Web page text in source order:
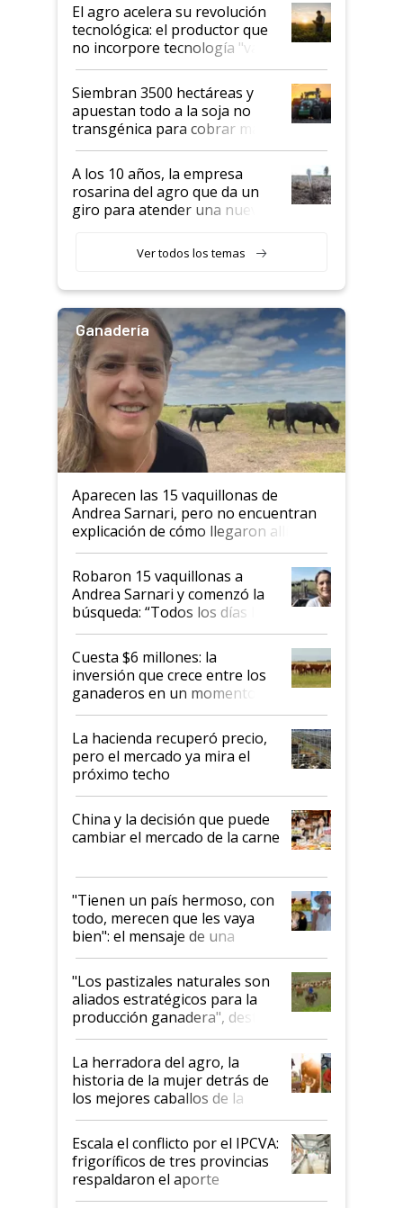
El agro acelera su revolución
tecnológica: el productor que
no incorpore tecnología "va a
perder el tren"
Siembran 3500 hectáreas y
apuestan todo a la soja no
transgénica para cobrar más
por tonelada: compraron un
semillero
A los 10 años, la empresa
rosarina del agro que da un
giro para atender una nueva
Ver todos los temas
Ganadería
Aparecen las 15 vaquillonas de
Andrea Sarnari, pero no encuentran
explicación de cómo llegaron allí
Robaron 15 vaquillonas a
Andrea Sarnari y comenzó la
búsqueda: “Todos los días le
toca a algún productor”
Cuesta $6 millones: la
inversión que crece entre los
ganaderos en un momento
histórico para la actividad
La hacienda recuperó precio,
pero el mercado ya mira el
próximo techo
China y la decisión que puede
cambiar el mercado de la carne
"Tienen un país hermoso, con
todo, merecen que les vaya
bien": el mensaje de una
ganadera uruguaya sobre las
oportunidades que se abren
para el agro en Argentina, con
foco en la carne
"Los pastizales naturales son
aliados estratégicos para la
producción ganadera", destaca
la iniciativa que ya reúne a 46
establecimientos en Argentina
La herradora del agro, la
historia de la mujer detrás de
los mejores caballos de la
Argentina y los mitos que
todavía hacen sufrir a estos
animales: "Mientras me
descalificaban, yo seguí
haciendo currículum"
Escala el conflicto por el IPCVA:
frigoríficos de tres provincias
respaldaron el aporte
obligatorio